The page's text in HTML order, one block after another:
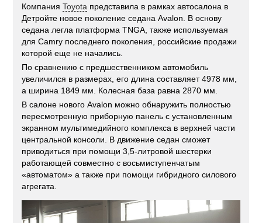
КомпанияToyota представила в рамках автосалона в
Детройте новое поколение седана Avalon. В основу
седана легла платформа TNGA, также используемая
для Camry последнего поколения, российские продажи
которой еще не начались.
По сравнению с предшественником автомобиль
увеличился в размерах, его длина составляет 4978 мм,
а ширина 1849 мм. Колесная база равна 2870 мм.
В салоне нового Avalon можно обнаружить полностью
пересмотренную приборную панель с установленным
экранном мультимедийного комплекса в верхней части
центральной консоли. В движение седан сможет
приводиться при помощи 3,5-литровой шестерки
работающей совместно с восьмиступенчатым
«автоматом» а также при помощи гибридного силового
агрегата.